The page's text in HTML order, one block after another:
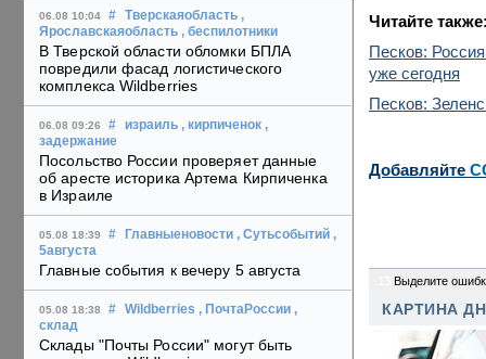
06.08 10:04 # Тверскаяобласть ,
Ярославскаяобласть , беспилотники
В Тверской области обломки БПЛА
повредили фасад логистического
комплекса Wildberries
06.08 09:26 # израиль , кирпиченок ,
задержание
Посольство России проверяет данные
об аресте историка Артема Кирпиченка
в Израиле
05.08 18:39 # Главныеновости , Сутьсобытий ,
5августа
Главные события к вечеру 5 августа
05.08 18:38 # Wildberries , ПочтаРоссии ,
склад
Склады "Почты России" могут быть
Читайте
Песков:
уже сегодня
Песков:
Добавляйте
Выделите
КАРТИНА